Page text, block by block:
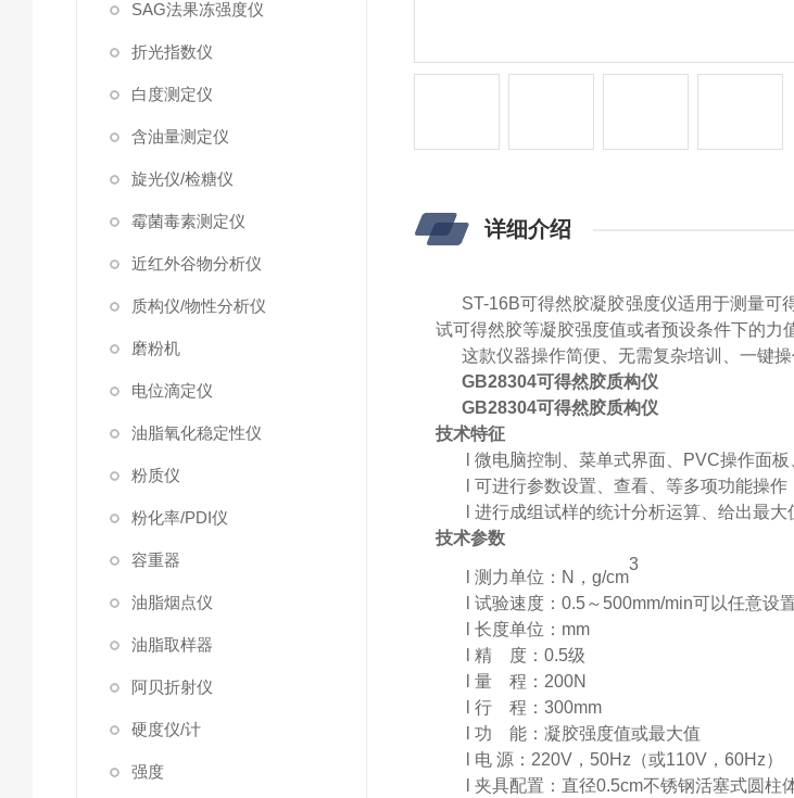
SAG法果冻强度仪
折光指数仪
白度测定仪
含油量测定仪
旋光仪/检糖仪
霉菌毒素测定仪
近红外谷物分析仪
质构仪/物性分析仪
磨粉机
电位滴定仪
油脂氧化稳定性仪
粉质仪
粉化率/PDI仪
容重器
油脂烟点仪
油脂取样器
阿贝折射仪
硬度仪/计
强度
详细介绍
ST-16B可得然胶凝胶强度仪适用于测量可
试可得然胶等凝胶强度值或者预设条件下的力
这款仪器操作简便、无需复杂培训、一键
GB28304可得然胶质构仪
GB28304可得然胶质构仪
技术特征
l微电脑控制、菜单式界面、
PVC操作面板
l可进行参数设置、查看、等多项功能操作
l进行成组试样的统计分析运算、给出最大
技术参数
l测力单位： N ，g/cm
3
l试验速度：0.5～500mm/min可以任意设
l长度单位： mm
l精 度：0.5级
l量 程：200N
l行 程：300mm
l功 能：凝胶强度值或最大值
电 源：220V，50Hz（或110V，60Hz）
l夹具配置： 直径0.5cm不锈钢活塞式圆柱